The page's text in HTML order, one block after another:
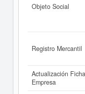
Objeto Social
Registro Mercantil
Actualización Ficha
Empresa